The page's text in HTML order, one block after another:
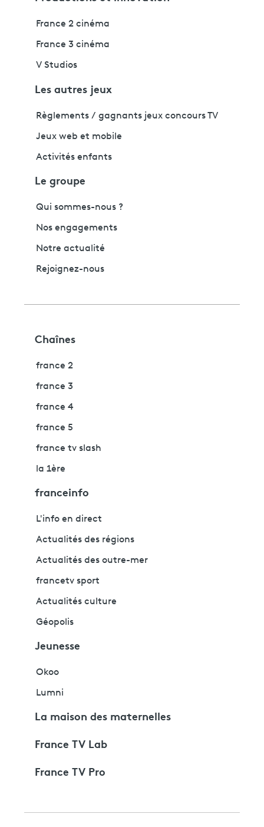
France 2 cinéma
France 3 cinéma
V Studios
Les autres jeux
Règlements / gagnants jeux concours TV
Jeux web et mobile
Activités enfants
Le groupe
Qui sommes-nous ?
Nos engagements
Notre actualité
Rejoignez-nous
Chaînes
france 2
france 3
france 4
france 5
france tv slash
la 1ère
franceinfo
L'info en direct
Actualités des régions
Actualités des outre-mer
francetv sport
Actualités culture
Géopolis
Jeunesse
Okoo
Lumni
La maison des maternelles
France TV Lab
France TV Pro